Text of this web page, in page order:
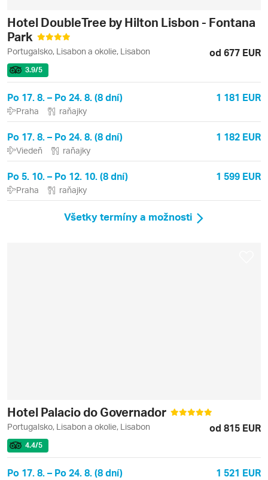
Hotel DoubleTree by Hilton Lisbon - Fontana
Park
Portugalsko, Lisabon a okolie, Lisabon od 677 EUR
3.9/5
Po 17. 8. – Po 24. 8. (8 dní) 1 181 EUR
Praha raňajky
Po 17. 8. – Po 24. 8. (8 dní) 1 182 EUR
Viedeň raňajky
Po 5. 10. – Po 12. 10. (8 dní) 1 599 EUR
Praha raňajky
Všetky termíny a možnosti
Hotel Palacio do Governador
Portugalsko, Lisabon a okolie, Lisabon od 815 EUR
4.4/5
Po 17. 8. – Po 24. 8. (8 dní) 1 521 EUR